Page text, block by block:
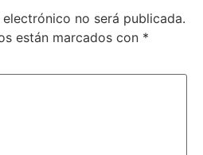
no será publicada.
están marcados con *